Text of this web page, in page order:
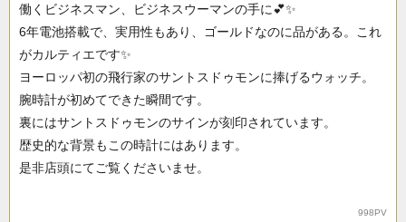
働くビジネスマン、ビジネスウーマンの手に💕✨
6年電池搭載で、実用性もあり、ゴールドなのに品がある。これ
がカルティエです✨
ヨーロッパ初の飛行家のサントスドゥモンに捧げるウォッチ。
腕時計が初めてできた瞬間です。
裏にはサントスドゥモンのサインが刻印されています。
歴史的な背景もこの時計にはあります。
是非店頭にてご覧くださいませ。
998PV